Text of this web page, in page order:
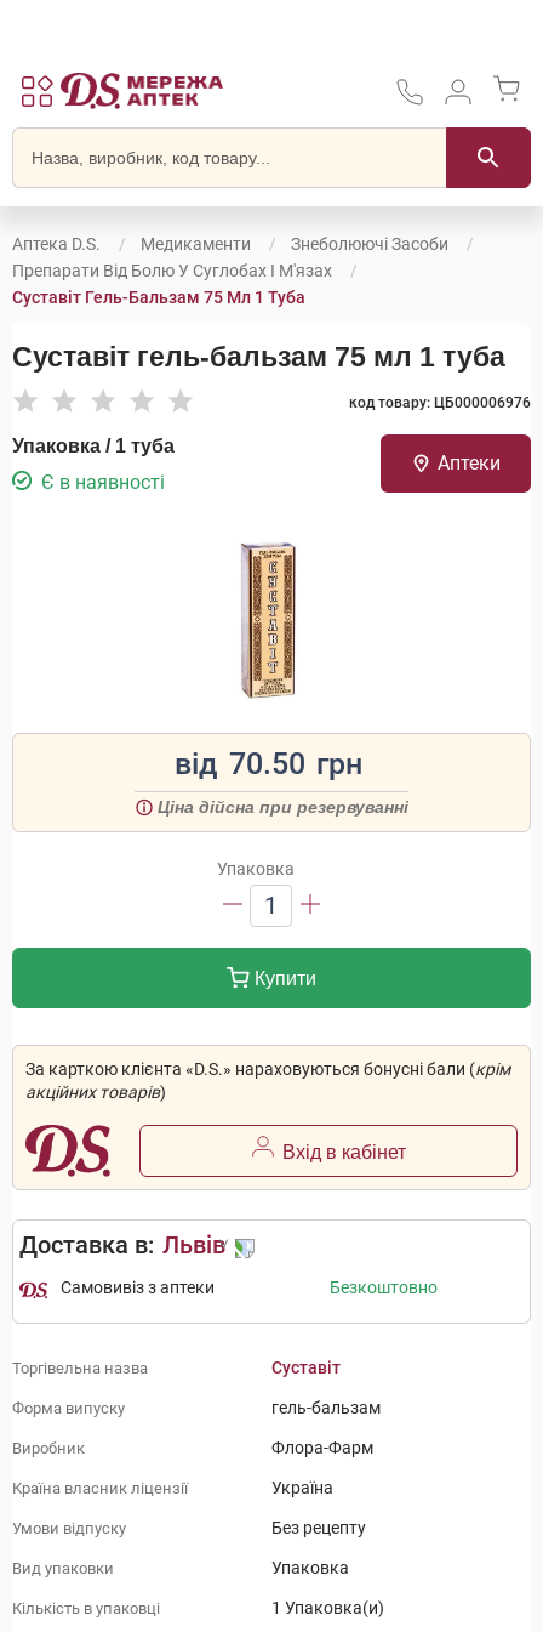
Аптека D.S. Медикаменти
Знеболюючі Засоби
Препарати Від Болю У Суглобах І М'язах
Суставіт Гель-Бальзам 75 Мл 1 Туба
Суставіт гель-бальзам 75 мл 1 туба
код товару: ЦБ000006976
Упаковка / 1 туба
Є в наявності
Аптеки
від 70.50 грн
Ціна дійсна при резервуванні
Упаковка
1
Купити
За карткою клієнта «D.S.» нараховуються бонусні бали (крім
акційних товарів)
Вхід в кабінет
Доставка в: Львів
Самовивіз з аптеки Безкоштовно
Торгівельна назва Суставіт
Форма випуску гель-бальзам
Виробник Флора-Фарм
Країна власник ліцензії Україна
Умови відпуску Без рецепту
Вид упаковки Упаковка
Кількість в упаковці 1 Упаковка(и)